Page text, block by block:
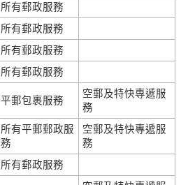
所有郵政服務
所有郵政服務
所有郵政服務
所有郵政服務
平郵包裹服務
空郵及特快專遞服
務
所有平郵郵政服
務
空郵及特快專遞服
務
所有郵政服務